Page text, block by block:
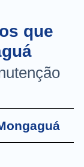
que